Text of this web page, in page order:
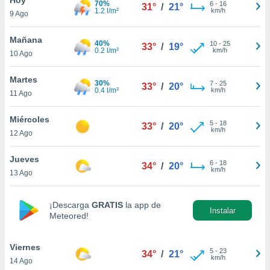
en
más
nuestra
de
aceptar
de
9 Ago
70%
1.2 l/m²
31° / 21° 6- 16
km/h
Mañana
10 Ago
40%
0.2 l/m²
33° / 19° 10- 25
km/h
Martes
11 Ago
30%
0.4 l/m²
33° / 20° 7- 25
km/h
Miércoles
12 Ago
33° / 20° 5- 18
km/h
Jueves
13 Ago
34° / 20° 6- 18
km/h
¡Descarga GRATIS la app de
Meteored!
Instalar
Viernes
14 Ago
34° / 21° 5- 23
km/h